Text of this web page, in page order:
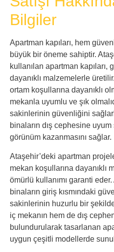
Bilgiler
Apartman kapıları, hem
büyük bir öneme sahiptir.
kullanılan apartman kapıları,
dayanıklı malzemelerle
ortam koşullarına dayanıklı
mekanla uyumlu ve şık
sakinlerinin güvenliğini
binaların dış cephesine
görünüm kazanmasını sağlar.
Ataşehir’deki apartman
mekan koşullarına dayanıklı
ömürlü kullanımı garanti eder.
binaların giriş kısmındaki
sakinlerinin huzurlu bir
iç mekanın hem de dış
bulundurularak tasarlanan
uygun çeşitli modellerde